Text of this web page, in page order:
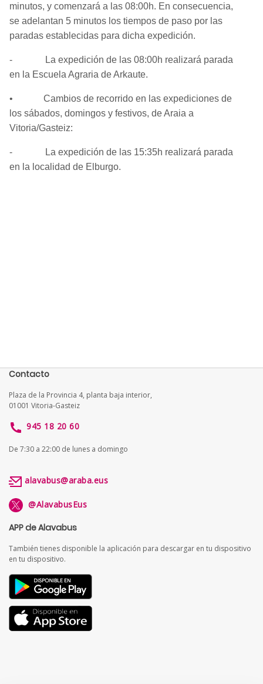
minutos, y comenzará a las 08:00h. En consecuencia,
se adelantan 5 minutos los tiempos de paso por las
paradas establecidas para dicha expedición.
- La expedición de las 08:00h realizará parada
en la Escuela Agraria de Arkaute.
• Cambios de recorrido en las expediciones de
los sábados, domingos y festivos, de Araia a
Vitoria/Gasteiz:
- La expedición de las 15:35h realizará parada
en la localidad de Elburgo.
Contacto
Plaza de la Provincia 4, planta baja interior,
01001 Vitoria-Gasteiz
945 18 20 60
De 7:30 a 22:00 de lunes a domingo
alavabus@araba.eus
@AlavabusEus
APP de Alavabus
También tienes disponible la aplicación para descargar en tu dispositivo
en tu dispositivo.